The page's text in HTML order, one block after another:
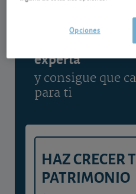
Contenido
Gestiona tu
experta
y consigue que
para ti
HAZ CRECER
PATRIMONIO
Opciones